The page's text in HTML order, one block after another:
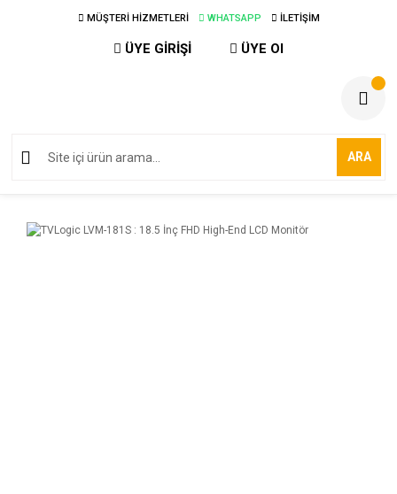
MÜŞTERİ HİZMETLERİ WHATSAPP İLETİŞİM
ÜYE GİRİŞİ ÜYE Ol
ARA